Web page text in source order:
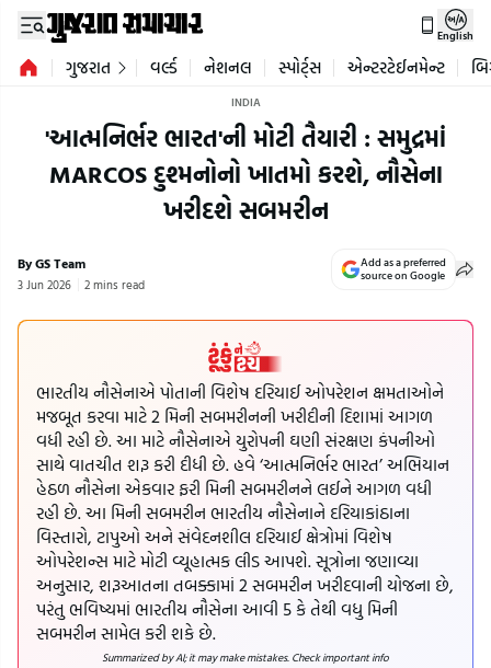
English
ગુજરાત વર્લ્ડ નેશનલ સ્પોર્ટ્સ એન્ટરટેઈનમેન્ટ
INDIA
'આત્મનિર્ભર ભારત'ની મોટી તૈયારી : સમુદ્રમાં
MARCOS દુશ્મનોનો ખાતમો કરશે, નૌસેના
ખરીદશે સબમરીન
By GS Team
3 Jun 2026 2 mins read
Add as a preferred
source on Google
ભારતીય નૌસેનાએ પોતાની વિશેષ દરિયાઈ ઓપરેશન ક્ષમતાઓને
મજબૂત કરવા માટે 2 મિની સબમરીનની ખરીદીની દિશામાં આગળ
વધી રહી છે. આ માટે નૌસેનાએ યુરોપની ઘણી સંરક્ષણ કંપનીઓ
સાથે વાતચીત શરૂ કરી દીધી છે. હવે ‘આત્મનિર્ભર ભારત’ અભિયાન
હેઠળ નૌસેના એકવાર ફરી મિની સબમરીનને લઈને આગળ વધી
રહી છે. આ મિની સબમરીન ભારતીય નૌસેનાને દરિયાકાંઠાના
વિસ્તારો, ટાપુઓ અને સંવેદનશીલ દરિયાઈ ક્ષેત્રોમાં વિશેષ
ઓપરેશન્સ માટે મોટી વ્યૂહાત્મક લીડ આપશે. સૂત્રોના જણાવ્યા
અનુસાર, શરૂઆતના તબક્કામાં 2 સબમરીન ખરીદવાની યોજના છે,
પરંતુ ભવિષ્યમાં ભારતીય નૌસેના આવી 5 કે તેથી વધુ મિની
સબમરીન સામેલ કરી શકે છે.
Summarized by AI; it may make mistakes. Check important info